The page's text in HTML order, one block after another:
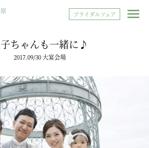
ブライダルフェア
ちゃんも一緒に♪
2017.09/30 大宴会場